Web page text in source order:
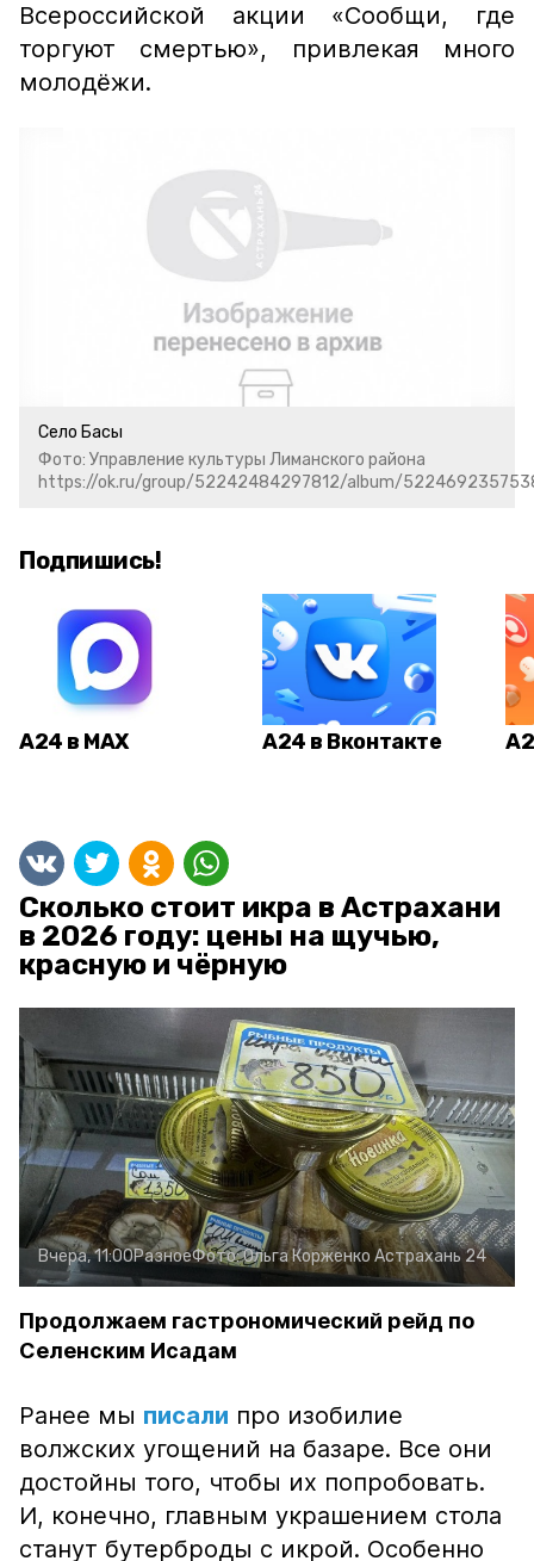
Всероссийской акции «Сообщи, где
торгуют смертью», привлекая много
молодёжи.
Село Басы
Фото: Управление культуры Лиманского района
https://ok.ru/group/52242484297812/album/
Подпишись!
А24 в MAX А24 в Вконтакте
Сколько стоит икра в Астрахани
в 2026 году: цены на щучью,
красную и чёрную
Вчера, 11:00РазноеФото:Ольга Корженко Астрахань 24
Продолжаем гастрономический рейд по
Селенским Исадам
Ранее мы писали про изобилие
волжских угощений на базаре. Все они
достойны того, чтобы их попробовать.
И, конечно, главным украшением стола
станут бутерброды с икрой. Особенно